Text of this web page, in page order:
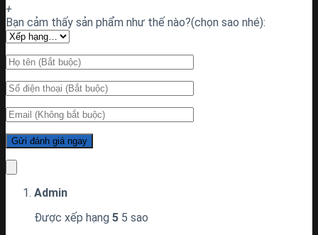
+
Bạn cảm thấy sản phẩm như thế nào?(chọn sao nhé):
Admin
Được xếp hạng 5 5 sao